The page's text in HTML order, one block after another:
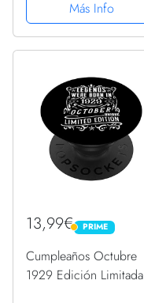
Más Info
13,99€ PRIME
PRIME
Cumpleaños Octubre
1929 Edición Limitada